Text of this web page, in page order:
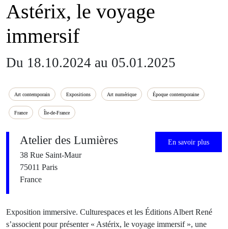
Astérix, le voyage
immersif
Du 18.10.2024 au 05.01.2025
Art contemporain Expositions Art numérique Époque contemporaine
France Île-de-France
Atelier des Lumières
38 Rue Saint-Maur
75011 Paris
France
En savoir plus
Exposition immersive. Culturespaces et les Éditions Albert René
s’associent pour présenter « Astérix, le voyage immersif », une